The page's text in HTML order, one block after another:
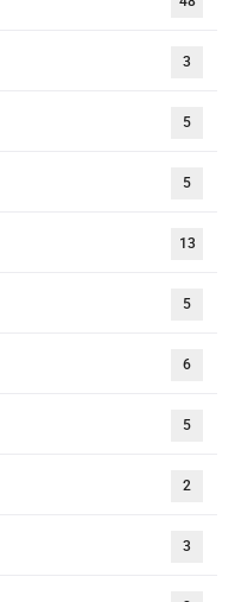
3
5
5
13
5
6
5
2
3